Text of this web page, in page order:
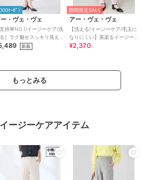
ｸｰﾎﾟﾝ
・ヴェ・ヴェ
支持率NO.1/イージーケア/洗
］ラク魅せスッキリ見え
パードパンツ【WEB限
新着
期間限定SALE
アー・ヴェ・ヴェ
【洗える/イージーケア/毛玉に
なりにくい】美楽るイージー
テーパードパンツ
¥2,370
もっとみる
ージーケアアイテム